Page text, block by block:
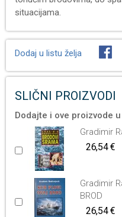
situacijama.
Dodaj u listu želja
SLIČNI PROIZVODI
Dodajte i ove proizvode
Gradimir
26,54 €
Gradimir
BROD
26,54 €